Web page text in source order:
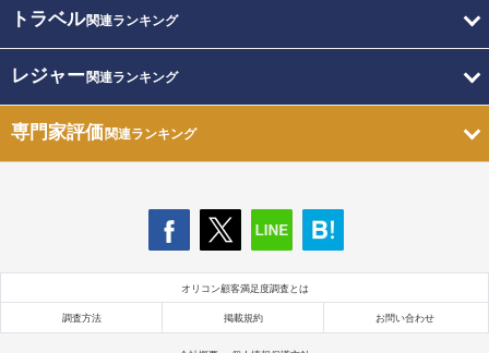
トラベル関連ランキング
レジャー関連ランキング
専門家評価関連ランキング
オリコン顧客満足度調査とは
調査方法 掲載規約 お問い合わせ